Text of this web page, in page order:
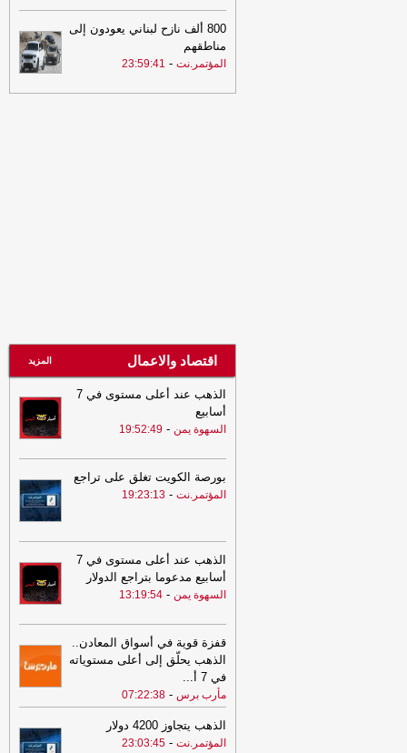
منسوباً للقبيلة-مأرب برس
21:53
مشايخ قبائل عبيدة يجددون
تأييدهم للدولة ويعلنون دعم تحركات وزارة
الدفاع في مأرب وحضرموت ويرفضون بياناً
800 ألف نازح لبناني يعودون إلى
مناطقهم
المؤتمر.نت -
23:59:41
اقتصاد والاعمال المزيد
الذهب عند أعلى مستوى في 7
أسابيع
السهوة يمن -
19:52:49
بورصة الكويت تغلق على تراجع
المؤتمر.نت -
19:23:13
الذهب عند أعلى مستوى في 7
أسابيع مدعوما بتراجع الدولار
السهوة يمن -
13:19:54
قفزة قوية في أسواق المعادن..
الذهب يحلّق إلى أعلى مستوياته
في 7 أ
...
مأرب برس -
07:22:38
الذهب يتجاوز 4200 دولار
المؤتمر.نت -
23:03:45